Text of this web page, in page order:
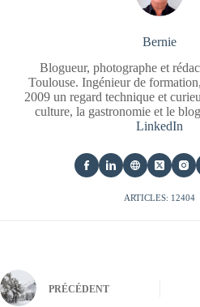
Bernie
Blogueur, photographe et
Toulouse. Ingénieur de
2009 un regard technique et
culture, la gastronomie et le
LinkedIn
ARTICLES: 12404
PRÉCÉDENT